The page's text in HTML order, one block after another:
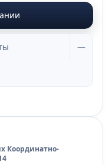
—
Координатно-